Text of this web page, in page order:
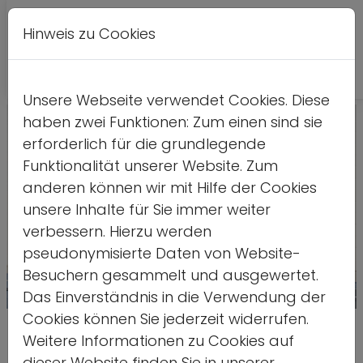
Foto: LSB NRW / Andrea
Marita Beer
Hinweis zu Cookies
Unsere Webseite verwendet Cookies. Diese
haben zwei Funktionen: Zum einen sind sie
erforderlich für die grundlegende
Funktionalität unserer Website. Zum
anderen können wir mit Hilfe der Cookies
unsere Inhalte für Sie immer weiter
verbessern. Hierzu werden
pseudonymisierte Daten von Website-
Besuchern gesammelt und ausgewertet.
Das Einverständnis in die Verwendung der
Cookies können Sie jederzeit widerrufen.
Weitere Informationen zu Cookies auf